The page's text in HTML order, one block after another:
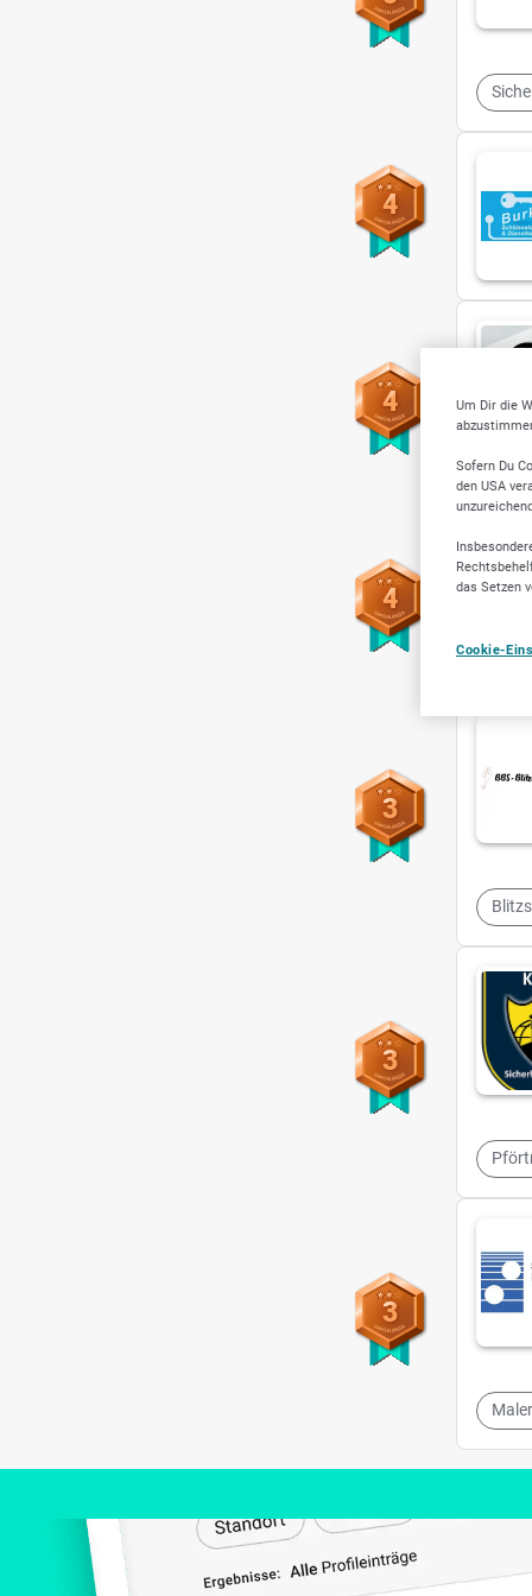
4
4
4
3
3
3
Um Dir die
Sofern Du
den USA
das Setzen
Cookie-